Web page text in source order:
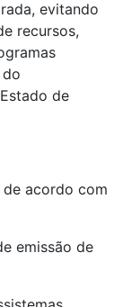
evitando
recursos,
de
de acordo com
emissão de